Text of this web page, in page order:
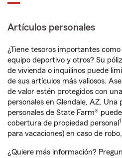
Artículos personales
¿Tiene tesoros importantes
equipo deportivo y otros? Su
de vivienda o inquilinos puede
de sus artículos más valiosos.
de valor estén protegidos con
personales en Glendale, AZ. Una
personales de State Farm®
cobertura de propiedad personal 1
para vacaciones) en caso de
¿Quiere más información?